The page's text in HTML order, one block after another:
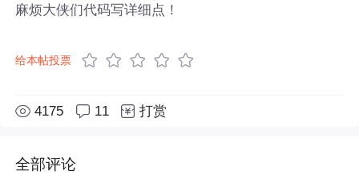
麻烦大侠们代码写详细点！
给本帖投票
4175 11 打赏
全部评论